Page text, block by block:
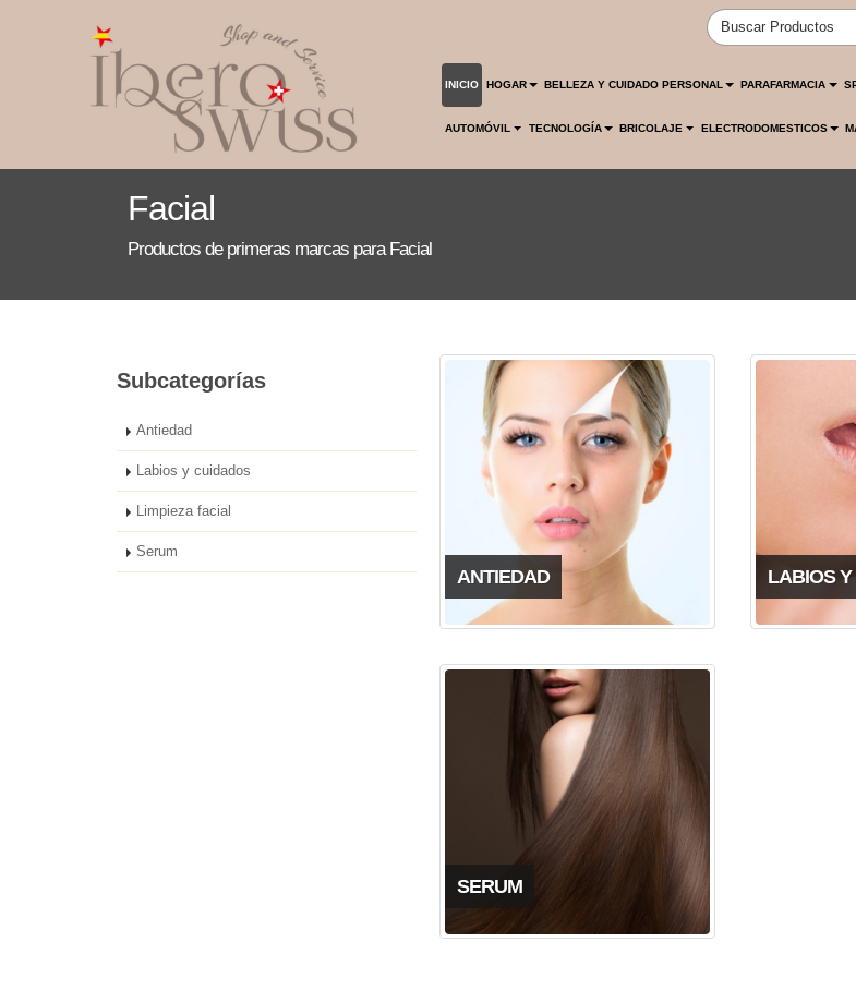
INICIO HOGAR BELLEZA Y CUIDADO PERSONAL PARAFARMACIA
AUTOMÓVIL TECNOLOGÍA BRICOLAJE ELECTRODOMESTICOS
Facial
Productos de primeras marcas para Facial
Subcategorías
Antiedad
Labios y cuidados
Limpieza facial
Serum
ANTIEDAD LABIOS
SERUM